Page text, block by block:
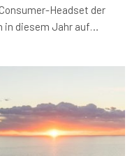
Headset der
in diesem Jahr auf…